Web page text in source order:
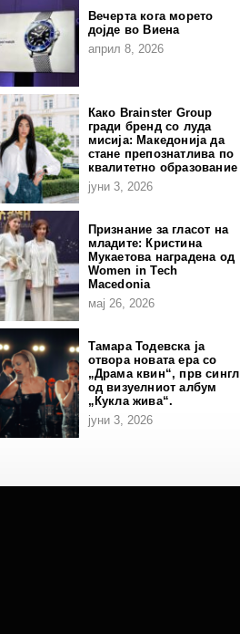
Вечерта кога морето
дојде во Виена
април 8, 2026
Како Brainster Group
гради бренд со луда
мисија: Македонија да
стане препознатлива по
квалитетно образование
јуни 3, 2026
Признание за гласот на
младите: Кристина
Мукаетова наградена од
Women in Tech
Macedonia
мај 26, 2026
Тамара Тодевска ја
отвора новата ера со
„Драма квин“, прв сингл
од визуелниот албум
„Кукла жива“.
јуни 3, 2026